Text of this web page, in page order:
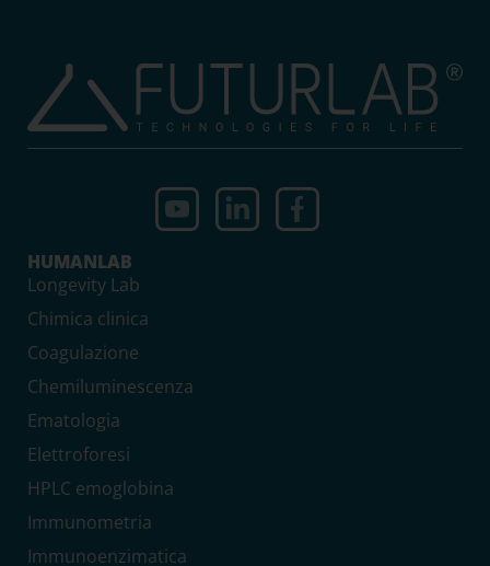
HUMANLAB
Longevity Lab
Chimica clinica
Coagulazione
Chemiluminescenza
Ematologia
Elettroforesi
HPLC emoglobina
Immunometria
Immunoenzimatica